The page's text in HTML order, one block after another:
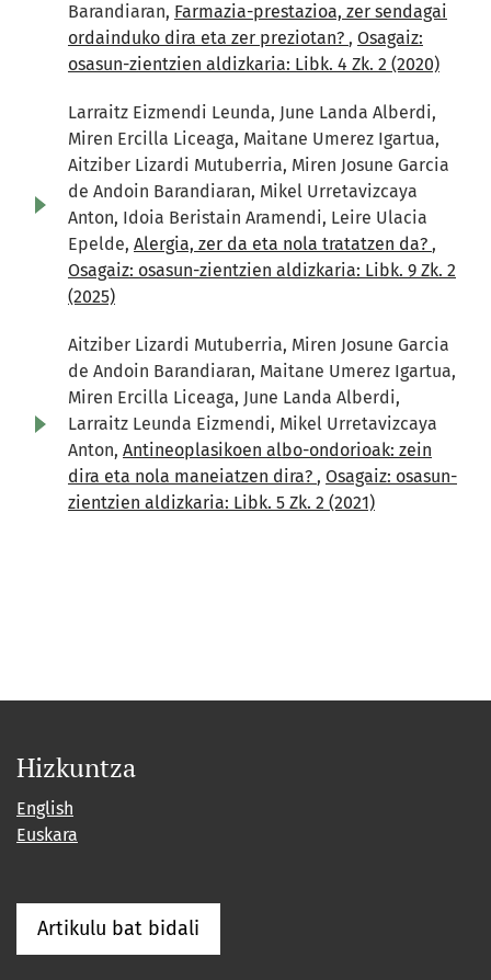
Barandiaran, Farmazia-prestazioa, zer sendagai
ordainduko dira eta zer preziotan? , Osagaiz:
osasun-zientzien aldizkaria: Libk. 4 Zk. 2 (2020)
Larraitz Eizmendi Leunda, June Landa Alberdi,
Miren Ercilla Liceaga, Maitane Umerez Igartua,
Aitziber Lizardi Mutuberria, Miren Josune Garcia
de Andoin Barandiaran, Mikel Urretavizcaya
Anton, Idoia Beristain Aramendi, Leire Ulacia
Epelde, Alergia, zer da eta nola tratatzen da? ,
Osagaiz: osasun-zientzien aldizkaria: Libk. 9 Zk. 2
(2025)
Aitziber Lizardi Mutuberria, Miren Josune Garcia
de Andoin Barandiaran, Maitane Umerez Igartua,
Miren Ercilla Liceaga, June Landa Alberdi,
Larraitz Leunda Eizmendi, Mikel Urretavizcaya
Anton, Antineoplasikoen albo-ondorioak: zein
dira eta nola maneiatzen dira? , Osagaiz: osasun-
zientzien aldizkaria: Libk. 5 Zk. 2 (2021)
Hizkuntza
English
Euskara
Artikulu bat bidali